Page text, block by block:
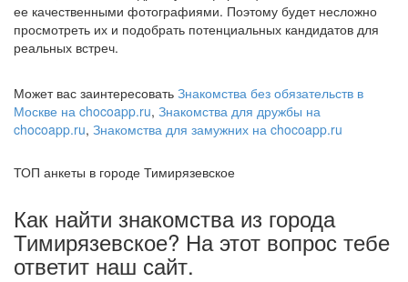
ее качественными фотографиями. Поэтому будет несложно
просмотреть их и подобрать потенциальных кандидатов для
реальных встреч.
Может вас заинтересовать Знакомства без обязательств в
Москве на chocoapp.ru, Знакомства для дружбы на
chocoapp.ru, Знакомства для замужних на chocoapp.ru
ТОП анкеты в городе Тимирязевское
Как найти знакомства из города
Тимирязевское? На этот вопрос тебе
ответит наш сайт.